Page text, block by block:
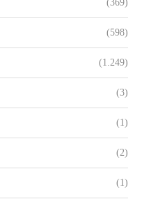
(369)
(598)
(1.249)
(3)
(1)
(2)
(1)